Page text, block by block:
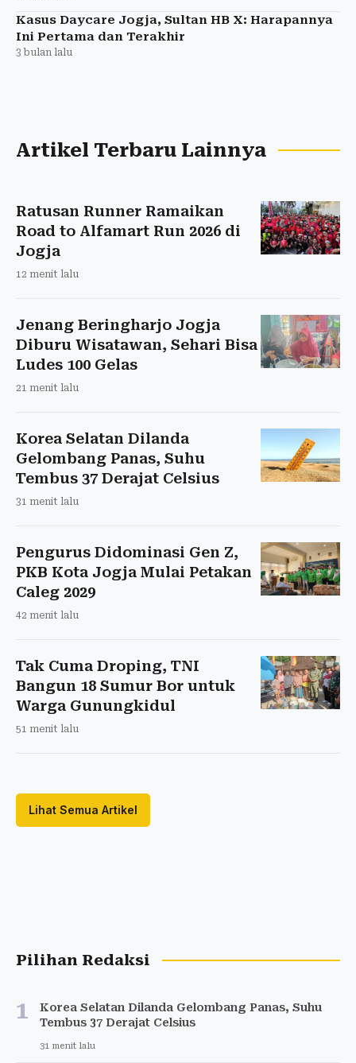
Kasus Daycare Jogja, Sultan HB X: Harapannya
Ini Pertama dan Terakhir
3 bulan lalu
Artikel Terbaru Lainnya
Ratusan Runner Ramaikan
Road to Alfamart Run 2026 di
Jogja
12 menit lalu
Jenang Beringharjo Jogja
Diburu Wisatawan, Sehari Bisa
Ludes 100 Gelas
21 menit lalu
Korea Selatan Dilanda
Gelombang Panas, Suhu
Tembus 37 Derajat Celsius
31 menit lalu
Pengurus Didominasi Gen Z,
PKB Kota Jogja Mulai Petakan
Caleg 2029
42 menit lalu
Tak Cuma Droping, TNI
Bangun 18 Sumur Bor untuk
Warga Gunungkidul
51 menit lalu
Lihat Semua Artikel
Pilihan Redaksi
1
Korea Selatan Dilanda Gelombang Panas, Suhu
Tembus 37 Derajat Celsius
31 menit lalu